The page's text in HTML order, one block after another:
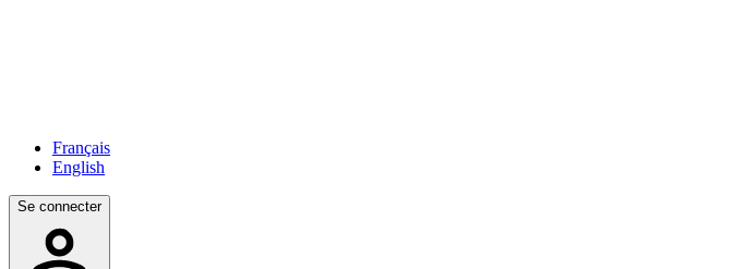
Français
English
Se connecter